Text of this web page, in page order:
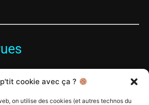
cookie avec ça ?
on utilise des cookies (et autres technos du
réalisateur de Mandy